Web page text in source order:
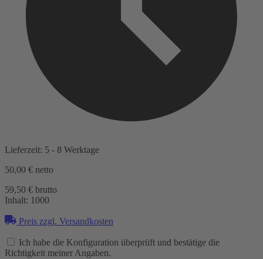
Lieferzeit: 5 - 8 Werktage
50,00 € netto
59,50 € brutto
Inhalt: 1000
Preis zzgl. Versandkosten
Ich habe die Konfiguration überprüft und bestätige die
Richtigkeit meiner Angaben.